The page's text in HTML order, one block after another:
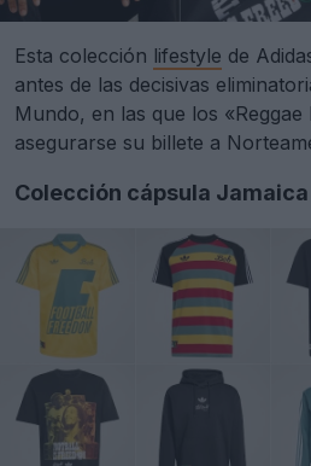
Esta colección lifestyle de
antes de las decisivas
Mundo, en las que los
asegurarse su billete a
Colección cápsula